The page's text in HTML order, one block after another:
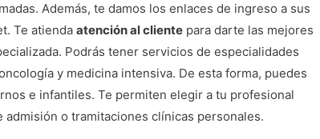
Además, te damos los enlaces de ingreso a sus
Te atiendaatención al cliente para darte las mejores
Podrás tener servicios de especialidades
y medicina intensiva. De esta forma, puedes
e infantiles. Te permiten elegir a tu profesional
o tramitaciones clínicas personales.